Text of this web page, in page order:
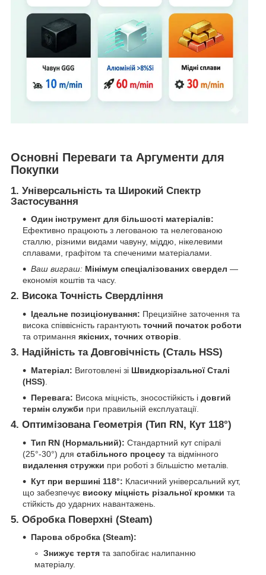
Основні Переваги та Аргументи для
Покупки
1. Універсальність та Широкий Спектр
Застосування
Один інструмент для більшості матеріалів:
Ефективно працюють з легованою та нелегованою
сталлю, різними видами чавуну, міддю, нікелевими
сплавами, графітом та спеченими матеріалами.
Ваш виграш: Мінімум спеціалізованих свердел —
економія коштів та часу.
2. Висока Точність Свердління
Ідеальне позиціонування: Прецизійне заточення та
висока співвісність гарантують точний початок роботи
та отримання якісних, точних отворів
3. Надійність та Довговічність (Сталь HSS)
Матеріал: Виготовлені зі Швидкорізальної Сталі
(HSS)
Перевага: Висока міцність, зносостійкість і довгий
термін служби при правильній експлуатації.
4. Оптимізована Геометрія (Тип RN, Кут 118°)
Тип RN (Нормальний): Стандартний кут спіралі
(25°-30°) для стабільного процесу та відмінного
видалення стружки при роботі з більшістю металів.
Кут при вершині 118°: Класичний універсальний кут,
що забезпечує високу міцність різальної кромки та
стійкість до ударних навантажень.
5. Обробка Поверхні (Steam)
Парова обробка (Steam):
Знижує тертя та запобігає налипанню
матеріалу.